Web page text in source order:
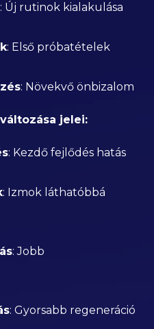
: Új rutinok kialakulása
: Első próbatételek
: Növekvő önbizalom
jelei:
: Kezdő fejlődés hatás
: Izmok láthatóbbá
: Jobb
: Gyorsabb regeneráció